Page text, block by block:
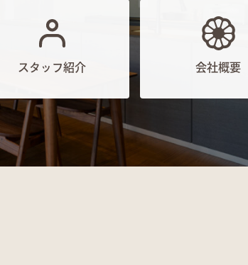
スタッフ紹介 会社概要